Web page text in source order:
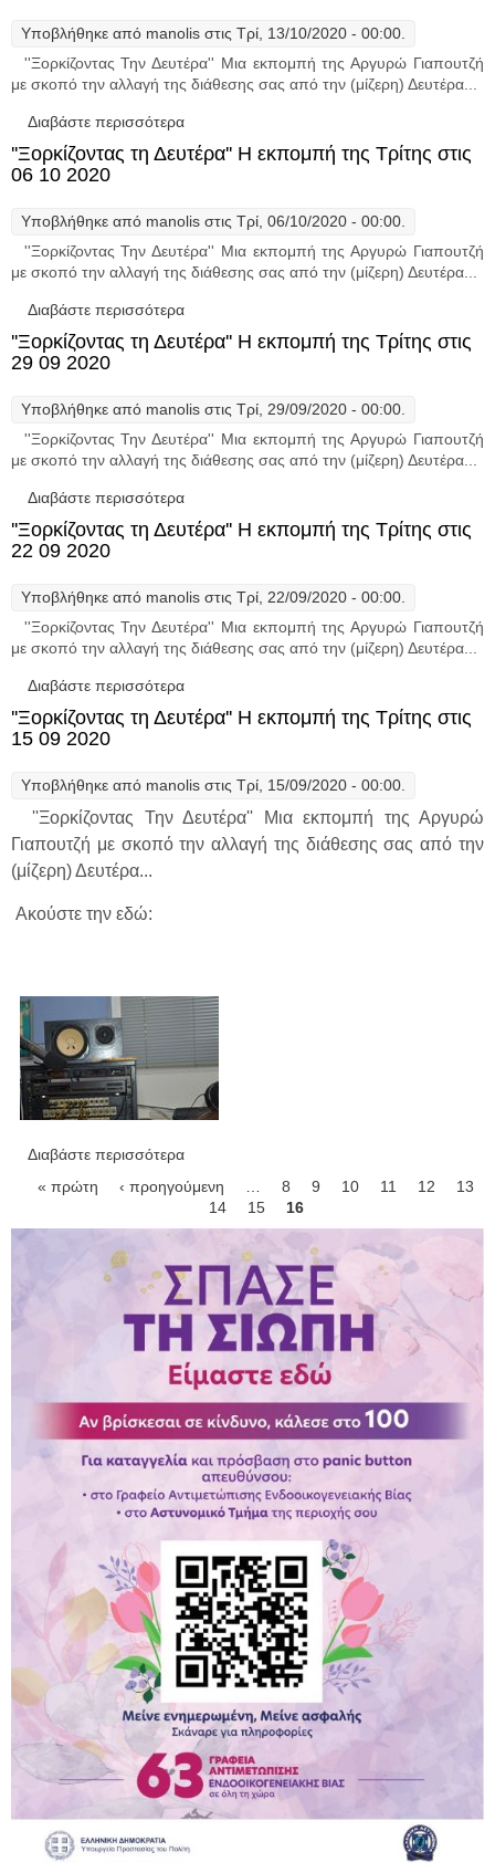
Υποβλήθηκε από manolis στις Τρί, 13/10/2020 - 00:00.
''Ξορκίζοντας Την Δευτέρα'' Μια εκπομπή της Αργυρώ Γιαπουτζή
με σκοπό την αλλαγή της διάθεσης σας από την (μίζερη) Δευτέρα...
Διαβάστε περισσότερα
''Ξορκίζοντας τη Δευτέρα'' Η εκπομπή της Τρίτης στις
06 10 2020
Υποβλήθηκε από manolis στις Τρί, 06/10/2020 - 00:00.
''Ξορκίζοντας Την Δευτέρα'' Μια εκπομπή της Αργυρώ Γιαπουτζή
με σκοπό την αλλαγή της διάθεσης σας από την (μίζερη) Δευτέρα...
Διαβάστε περισσότερα
της Τρίτης στις 06 10 2020
''Ξορκίζοντας τη Δευτέρα'' Η εκπομπή της Τρίτης στις
29 09 2020
Υποβλήθηκε από manolis στις Τρί, 29/09/2020 - 00:00.
''Ξορκίζοντας Την Δευτέρα'' Μια εκπομπή της Αργυρώ Γιαπουτζή
με σκοπό την αλλαγή της διάθεσης σας από την (μίζερη) Δευτέρα...
Διαβάστε περισσότερα
της Τρίτης στις 29 09 2020
''Ξορκίζοντας τη Δευτέρα'' Η εκπομπή της Τρίτης στις
22 09 2020
Υποβλήθηκε από manolis στις Τρί, 22/09/2020 - 00:00.
''Ξορκίζοντας Την Δευτέρα'' Μια εκπομπή της Αργυρώ Γιαπουτζή
με σκοπό την αλλαγή της διάθεσης σας από την (μίζερη) Δευτέρα...
Διαβάστε περισσότερα
της Τρίτης στις 22 09 2020
''Ξορκίζοντας τη Δευτέρα'' Η εκπομπή της Τρίτης στις
15 09 2020
Υποβλήθηκε από manolis στις Τρί, 15/09/2020 - 00:00.
''Ξορκίζοντας Την Δευτέρα'' Μια εκπομπή της Αργυρώ
Γιαπουτζή με σκοπό την αλλαγή της διάθεσης σας από την
(μίζερη) Δευτέρα...
Ακούστε την εδώ:
Διαβάστε περισσότερα
Σελίδες
« πρώτη ‹ προηγούμενη … 8 9 10 11 12
13
14
15 16